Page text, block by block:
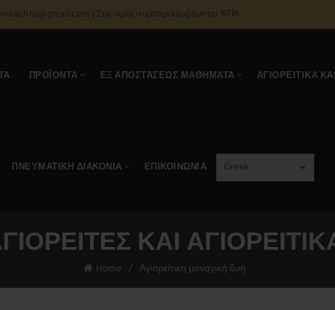
| Στις τιμές συμπεριλαμβάνεται ΦΠΑ
ΠΡΟΪΌΝΤΑ ΕΞ ΑΠΟΣΤΆΣΕΩΣ ΜΑΘΉΜΑΤΑ ΑΓΙΟΡΕΊΤΙΚΑ
ΠΝΕΥΜΑΤΙΚΉ ΔΙΑΚΟΝΊΑ ΕΠΙΚΟΙΝΩΝΊΑ
ΚΑΙ
Home Αγιορείτικη μοναχική ζωή